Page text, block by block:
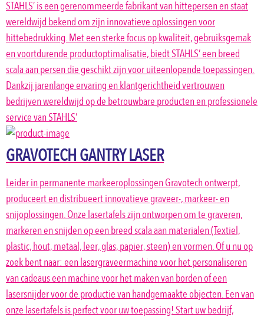
STAHLS’ is een gerenommeerde fabrikant van hittepersen en staat
wereldwijd bekend om zijn innovatieve oplossingen voor
hittebedrukking. Met een sterke focus op kwaliteit, gebruiksgemak
en voortdurende productoptimalisatie, biedt STAHLS’ een breed
scala aan persen die geschikt zijn voor uiteenlopende toepassingen.
Dankzij jarenlange ervaring en klantgerichtheid vertrouwen
bedrijven wereldwijd op de betrouwbare producten en professionele
service van STAHLS’
GRAVOTECH GANTRY LASER
Leider in permanente markeeroplossingen Gravotech ontwerpt,
produceert en distribueert innovatieve graveer-, markeer- en
snijoplossingen. Onze lasertafels zijn ontworpen om te graveren,
markeren en snijden op een breed scala aan materialen (Textiel,
plastic, hout, metaal, leer, glas, papier, steen) en vormen. Of u nu op
zoek bent naar: een lasergraveermachine voor het personaliseren
van cadeaus een machine voor het maken van borden of een
lasersnijder voor de productie van handgemaakte objecten. Een van
onze lasertafels is perfect voor uw toepassing! Start uw bedrijf,